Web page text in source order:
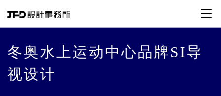
冬奥水上运动中心品牌SI导
视设计